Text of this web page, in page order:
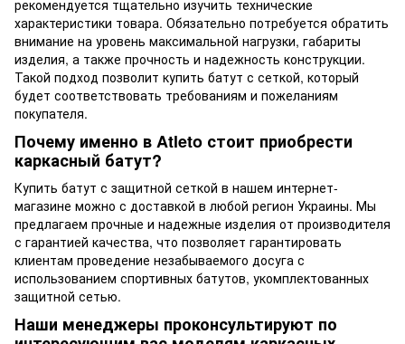
рекомендуется тщательно изучить технические
характеристики товара. Обязательно потребуется обратить
внимание на уровень максимальной нагрузки, габариты
изделия, а также прочность и надежность конструкции.
Такой подход позволит купить батут с сеткой, который
будет соответствовать требованиям и пожеланиям
покупателя.
Почему именно в Atleto стоит приобрести
каркасный батут?
Купить батут с защитной сеткой в нашем интернет-
магазине можно с доставкой в любой регион Украины. Мы
предлагаем прочные и надежные изделия от производителя
с гарантией качества, что позволяет гарантировать
клиентам проведение незабываемого досуга с
использованием спортивных батутов, укомплектованных
защитной сетью.
Наши менеджеры проконсультируют по